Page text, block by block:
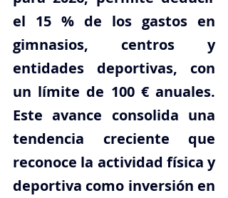
el 15 % de los gastos en
gimnasios, centros y
entidades deportivas, con
un límite de 100 € anuales.
Este avance consolida una
tendencia creciente que
reconoce la actividad física y
deportiva como inversión en